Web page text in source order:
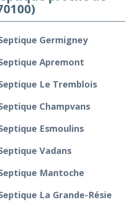
Germigney
Apremont
Le Tremblois
Champvans
Esmoulins
Vadans
Mantoche
La Grande-Résie